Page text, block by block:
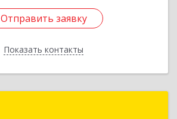
Отправить заявку
Показать контакты
Отправить заявку
Назад